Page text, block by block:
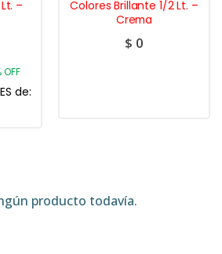
–
OFF
de:
Colores Brillante 1/2 Lt. –
Crema
$ 0
producto todavía.